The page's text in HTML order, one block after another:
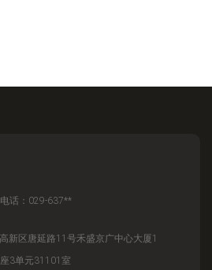
电话：029-637**
新区唐延路11号禾盛京广中心大厦1
座3单元31101室